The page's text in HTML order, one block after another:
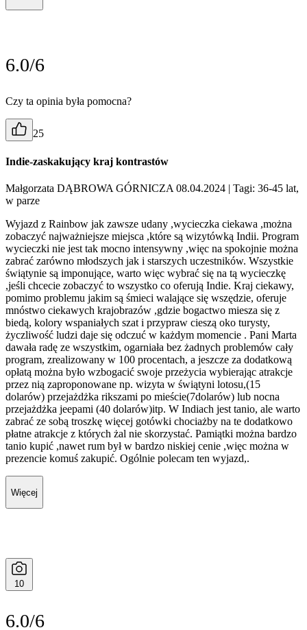
6.0/6
Czy ta opinia była pomocna?
25
Indie-zaskakujący kraj kontrastów
Małgorzata DĄBROWA GÓRNICZA 08.04.2024 | Tagi: 36-45 lat,
w parze
Wyjazd z Rainbow jak zawsze udany ,wycieczka ciekawa ,można
zobaczyć najważniejsze miejsca ,które są wizytówką Indii. Program
wycieczki nie jest tak mocno intensywny ,więc na spokojnie można
zabrać zarówno młodszych jak i starszych uczestników. Wszystkie
świątynie są imponujące, warto więc wybrać się na tą wycieczkę
,jeśli chcecie zobaczyć to wszystko co oferują Indie. Kraj ciekawy,
pomimo problemu jakim są śmieci walające się wszędzie, oferuje
mnóstwo ciekawych krajobrazów ,gdzie bogactwo miesza się z
biedą, kolory wspaniałych szat i przypraw cieszą oko turysty,
życzliwość ludzi daje się odczuć w każdym momencie . Pani Marta
dawała radę ze wszystkim, ogarniała bez żadnych problemów cały
program, zrealizowany w 100 procentach, a jeszcze za dodatkową
opłatą można było wzbogacić swoje przeżycia wybierając atrakcje
przez nią zaproponowane np. wizyta w świątyni lotosu,(15
dolarów) przejażdżka rikszami po mieście(7dolarów) lub nocna
przejażdżka jeepami (40 dolarów)itp. W Indiach jest tanio, ale warto
zabrać ze sobą troszkę więcej gotówki chociażby na te dodatkowo
płatne atrakcje z których żal nie skorzystać. Pamiątki można bardzo
tanio kupić ,nawet rum był w bardzo niskiej cenie ,więc można w
prezencie komuś zakupić. Ogólnie polecam ten wyjazd,.
Więcej
10
6.0/6